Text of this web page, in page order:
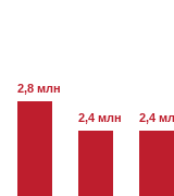
2,8 млн
2,4 млн 2,4